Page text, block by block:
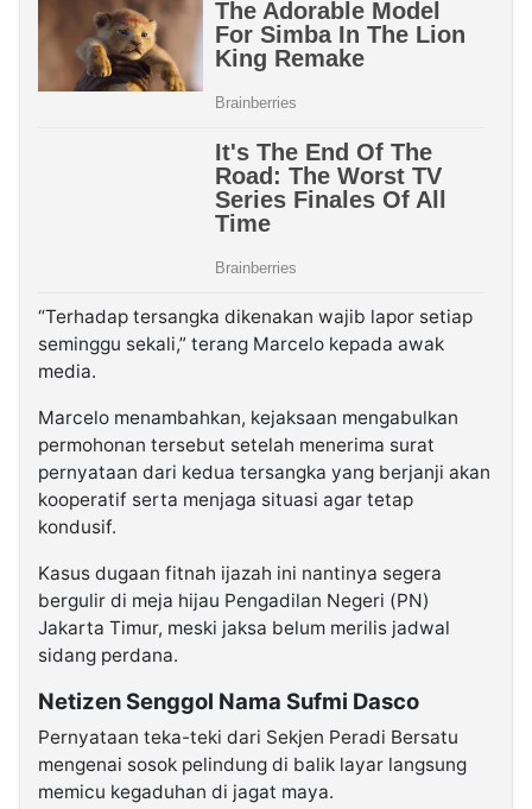
“Terhadap tersangka dikenakan wajib lapor setiap
seminggu sekali,” terang Marcelo kepada awak
media.
Marcelo menambahkan, kejaksaan mengabulkan
permohonan tersebut setelah menerima surat
pernyataan dari kedua tersangka yang berjanji akan
kooperatif serta menjaga situasi agar tetap
kondusif.
Kasus dugaan fitnah ijazah ini nantinya segera
bergulir di meja hijau Pengadilan Negeri (PN)
Jakarta Timur, meski jaksa belum merilis jadwal
sidang perdana.
Netizen Senggol Nama Sufmi Dasco
Pernyataan teka-teki dari Sekjen Peradi Bersatu
mengenai sosok pelindung di balik layar langsung
memicu kegaduhan di jagat maya.